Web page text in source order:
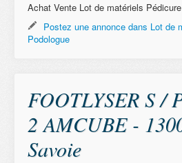
Achat Vente Lot de matériels
Postez une annonce dans Lot de
Podologue
FOOTLYSER S /
2 AMCUBE -
Savoie